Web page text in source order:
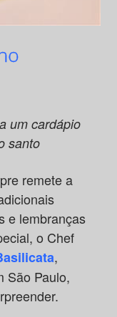
um cardápio
santo
remete a
e lembranças
o Chef
,
São Paulo,